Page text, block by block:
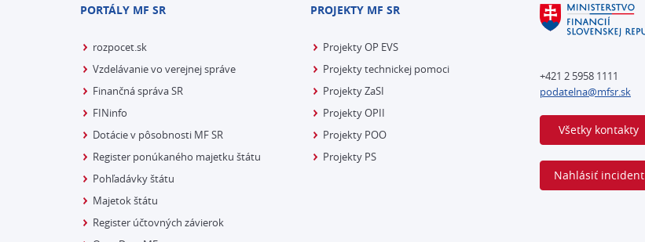
PORTÁLY MF SR
rozpocet.sk
Vzdelávanie vo verejnej správe
Finančná správa SR
FINinfo
Dotácie v pôsobnosti MF SR
Register ponúkaného majetku štátu
Pohľadávky štátu
Majetok štátu
Register účtovných závierok
PROJEKTY MF SR
Projekty OP EVS
Projekty technickej pomoci
Projekty ZaSI
Projekty OPII
Projekty POO
Projekty PS
+421 2 5958 1111
podatelna@mfsr.sk
Všetky kontakty
Nahlásiť incident